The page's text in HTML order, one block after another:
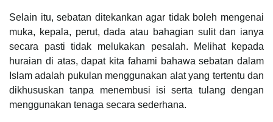
Selain itu, sebatan ditekankan agar tidak boleh mengenai
muka, kepala, perut, dada atau bahagian sulit dan ianya
secara pasti tidak melukakan pesalah. Melihat kepada
huraian di atas, dapat kita fahami bahawa sebatan dalam
Islam adalah pukulan menggunakan alat yang tertentu dan
dikhususkan tanpa menembusi isi serta tulang dengan
menggunakan tenaga secara sederhana.